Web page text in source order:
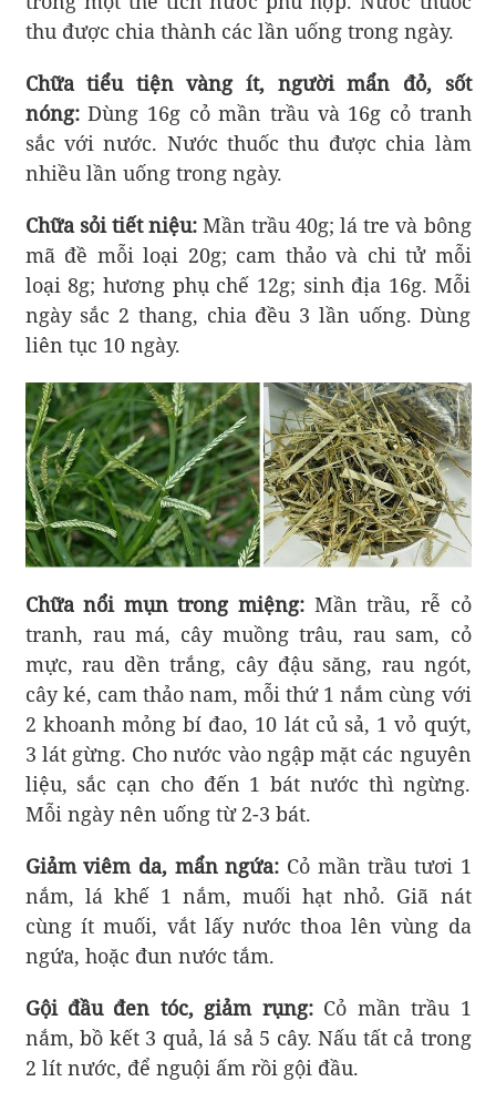
thu được chia thành các lần uống trong ngày.
Chữa tiểu tiện vàng ít, người mẩn đỏ, sốt
nóng:Dùng 16g cỏ mần trầu và 16g cỏ tranh
sắc với nước. Nước thuốc thu được chia làm
nhiều lần uống trong ngày.
Chữa sỏi tiết niệu:Mần trầu 40g; lá tre và bông
mã đề mỗi loại 20g; cam thảo và chi tử mỗi
loại 8g; hương phụ chế 12g; sinh địa 16g. Mỗi
ngày sắc 2 thang, chia đều 3 lần uống. Dùng
liên tục 10 ngày.
Chữa nổi mụn trong miệng: Mần trầu, rễ cỏ
tranh, rau má, cây muồng trâu, rau sam, cỏ
mực, rau dền trắng, cây đậu săng, rau ngót,
cây ké, cam thảo nam, mỗi thứ 1 nắm cùng với
2 khoanh mỏng bí đao, 10 lát củ sả, 1 vỏ quýt,
3 lát gừng. Cho nước vào ngập mặt các nguyên
liệu, sắc cạn cho đến 1 bát nước thì ngừng.
Mỗi ngày nên uống từ 2-3 bát.
Giảm viêm da, mẩn ngứa: Cỏ mần trầu tươi 1
nắm, lá khế 1 nắm, muối hạt nhỏ. Giã nát
cùng ít muối, vắt lấy nước thoa lên vùng da
ngứa, hoặc đun nước tắm.
Gội đầu đen tóc, giảm rụng:Cỏ mần trầu 1
nắm, bồ kết 3 quả, lá sả 5 cây. Nấu tất cả trong
2 lít nước, để nguội ấm rồi gội đầu.